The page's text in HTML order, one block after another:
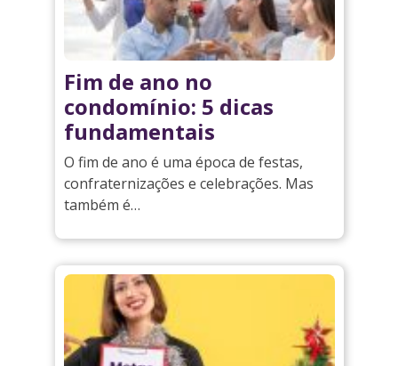
Fim de ano no
condomínio: 5 dicas
fundamentais
O fim de ano é uma época de festas,
confraternizações e celebrações. Mas
também é…